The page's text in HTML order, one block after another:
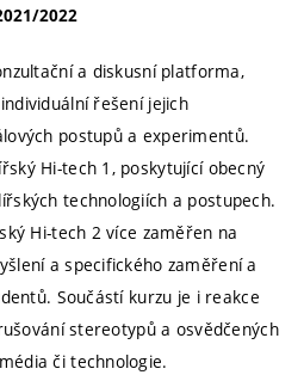
2022
a diskusní platforma,
řešení jejich
postupů a experimentů.
Hi-tech 1, poskytující obecný
technologiích a postupech.
Hi-tech 2 více zaměřen na
a specifického zaměření a
Součástí kurzu je i reakce
stereotypů a osvědčených
či technologie.